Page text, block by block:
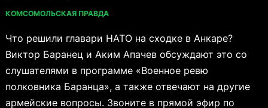
КОМСОМОЛЬСКАЯ ПРАВДА
Что решили главари НАТО на сходке в Анкаре?
Виктор Баранец и Аким Апачев обсуждают это со
слушателями в программе «Военное ревю
полковника Баранца», а также отвечают на другие
армейские вопросы. Звоните в прямой эфир по